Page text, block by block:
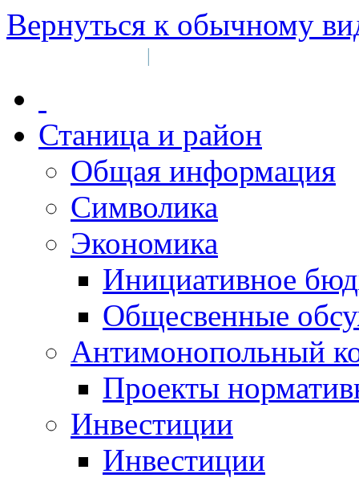
Вернуться к обычному
|
Станица и район
Общая информация
Символика
Экономика
Инициативное
Общесвенные
Антимонопольный
Проекты
Инвестиции
Инвестиции